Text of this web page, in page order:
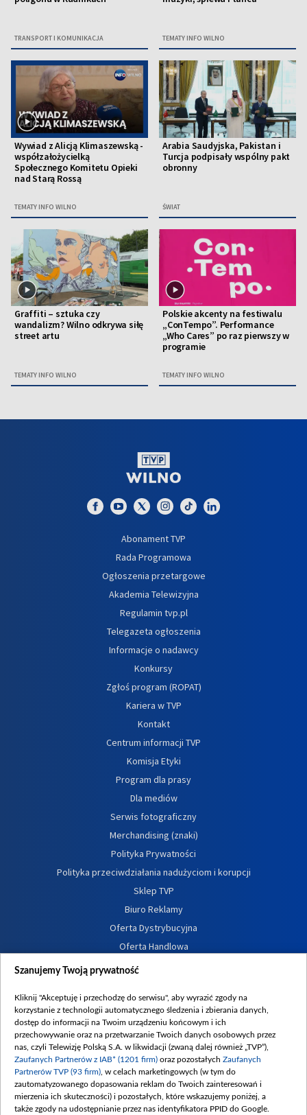
TRANSPORT I KOMUNIKACJA TEMATY INFO WILNO
Wywiad z Alicją Klimaszewską -
współzałożycielką
Społecznego Komitetu Opieki
nad Starą Rossą
TEMATY INFO WILNO
Arabia Saudyjska, Pakistan i
Turcja podpisały wspólny pakt
obronny
ŚWIAT
Graffiti – sztuka czy
wandalizm? Wilno odkrywa siłę
street artu
TEMATY INFO WILNO
Polskie akcenty na festiwalu
„ConTempo”. Performance
„Who Cares” po raz pierwszy w
programie
TEMATY INFO WILNO
Abonament TVP
Rada Programowa
Ogłoszenia przetargowe
Akademia Telewizyjna
Regulamin tvp.pl
Telegazeta ogłoszenia
Informacje o nadawcy
Konkursy
Zgłoś program (ROPAT)
Kariera w TVP
Kontakt
Centrum informacji TVP
Komisja Etyki
Program dla prasy
Dla mediów
Serwis fotograficzny
Merchandising (znaki)
Polityka Prywatności
Polityka przeciwdziałania nadużyciom i korupcji
Sklep TVP
Biuro Reklamy
Oferta Dystrybucyjna
Oferta Handlowa
Dostępność
Procedura zgłoszeń wewnętrznych
Szanujemy Twoją prywatność
Kliknij "Akceptuję i przechodzę do serwisu", aby wyrazić zgody na
korzystanie z technologii automatycznego śledzenia i zbierania danych,
dostęp do informacji na Twoim urządzeniu końcowym i ich
przechowywanie oraz na przetwarzanie Twoich danych osobowych przez
nas, czyli Telewizję Polską S.A. w likwidacji (zwaną dalej również „TVP”),
Zaufanych Partnerów z IAB* (1201 firm) oraz pozostałych Zaufanych
Partnerów TVP (93 firm) , w celach marketingowych (w tym do
zautomatyzowanego dopasowania reklam do Twoich zainteresowań i
mierzenia ich skuteczności) i pozostałych, które wskazujemy poniżej, a
także zgody na udostępnianie przez nas identyfikatora PPID do Google.